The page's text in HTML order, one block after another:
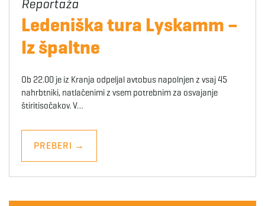
Ledeniška tura Lyskamm –
Iz špaltne
Ob 22.00 je iz Kranja odpeljal avtobus napolnjen z vsaj 45
nahrbtniki, natlačenimi z vsem potrebnim za osvajanje
štiritisočakov. V…
PREBERI →